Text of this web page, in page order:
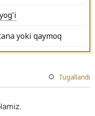
yoki qaymoq
Tugallandi